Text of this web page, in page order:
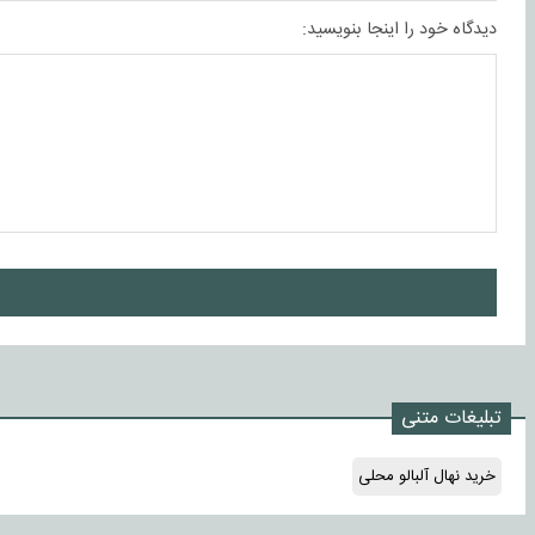
دیدگاه خود را اینجا بنویسید:
تبلیغات متنی
خرید نهال آلبالو محلی